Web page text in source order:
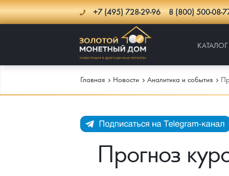
+7 (495) 728-29-96 8 (800) 500-08-
КАТАЛОГ
Каталог
Инвестиционные монеты
Как сделать заказ
Доставка
Главная Новости Аналитика и события
Прогноз